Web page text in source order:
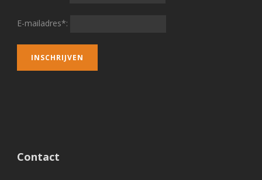
E-mailadres*:
Contact